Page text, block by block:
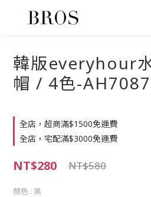
韓版everyhour
帽 / 4色-AH7087
全店，超商滿$1500免運費
全店，宅配滿$3000免運費
NT$280 NT$580
顏色 : 黑